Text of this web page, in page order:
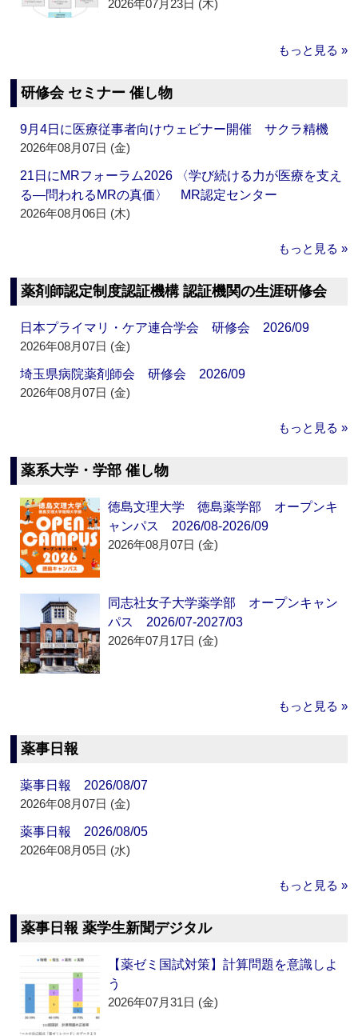
2026年07月23日 (木)
もっと見る »
研修会 セミナー 催し物
9月4日に医療従事者向けウェビナー開催 サクラ精機
2026年08月07日 (金)
21日にMRフォーラム2026 〈学び続ける力が医療を支え
る―問われるMRの真価〉 MR認定センター
2026年08月06日 (木)
もっと見る »
薬剤師認定制度認証機構 認証機関の生涯研修会
日本プライマリ・ケア連合学会 研修会 2026/09
2026年08月07日 (金)
埼玉県病院薬剤師会 研修会 2026/09
2026年08月07日 (金)
もっと見る »
薬系大学・学部 催し物
徳島文理大学 徳島薬学部 オープンキ
ャンパス 2026/08-2026/09
2026年08月07日 (金)
同志社女子大学薬学部 オープンキャン
パス 2026/07-2027/03
2026年07月17日 (金)
もっと見る »
薬事日報
薬事日報 2026/08/07
2026年08月07日 (金)
薬事日報 2026/08/05
2026年08月05日 (水)
もっと見る »
薬事日報 薬学生新聞デジタル
【薬ゼミ国試対策】計算問題を意識しよ
う
2026年07月31日 (金)